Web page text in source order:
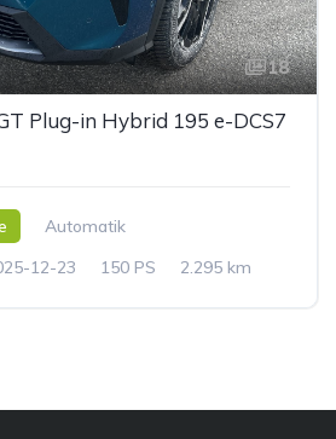
18
Plug-in Hybrid 195 e-DCS7
Automatik
12-23 150 PS 2.295 km